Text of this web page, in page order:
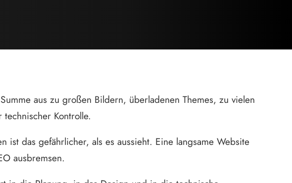
aus zu großen Bildern, überladenen Themes, zu vielen
Kontrolle.
das gefährlicher, als es aussieht. Eine langsame Website
ausbremsen.